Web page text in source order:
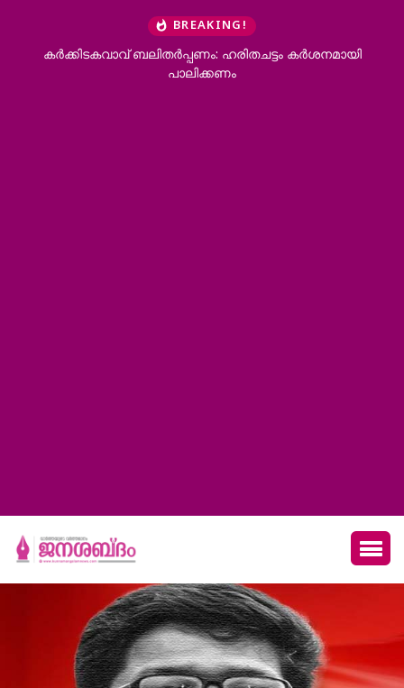
BREAKING!
കര്‍ക്കിടകവാവ് ബലിതര്‍പ്പണം: ഹരിതചട്ടം കര്‍ശനമായി
പാലിക്കണം